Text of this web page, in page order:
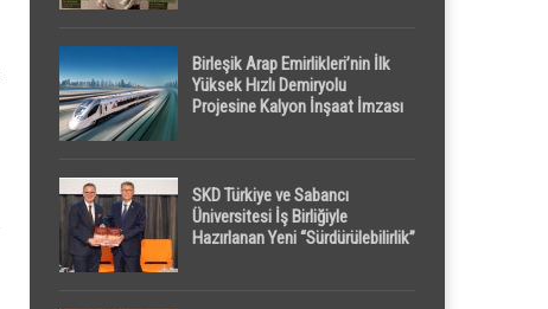
Birleşik Arap Emirlikleri’nin İlk
Yüksek Hızlı Demiryolu
Projesine Kalyon İnşaat İmzası
SKD Türkiye ve Sabancı
Üniversitesi İş Birliğiyle
Hazırlanan Yeni “Sürdürülebilirlik”